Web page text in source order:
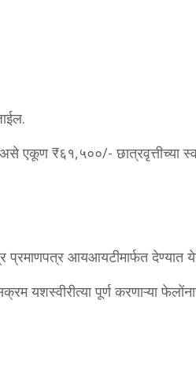
एकूण ₹६१,५००/- छात्रवृत्तीच्या
प्रमाणपत्र आयआयटीमार्फत देण्यात
यशस्वीरीत्या पूर्ण करणाऱ्या